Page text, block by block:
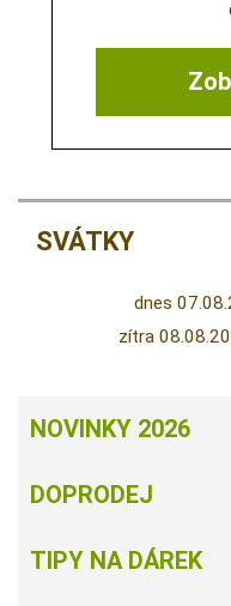
SVÁTKY
dnes
zítra
NOVINKY 2026
DOPRODEJ
TIPY NA DÁREK